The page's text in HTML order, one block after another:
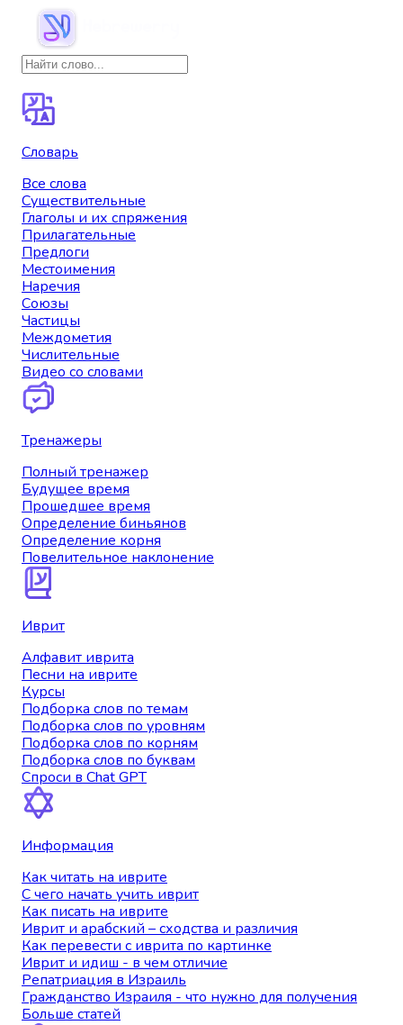
Словарь
Все слова
Существительные
Глаголы и их спряжения
Прилагательные
Предлоги
Местоимения
Наречия
Союзы
Частицы
Междометия
Числительные
Видео со словами
Тренажеры
Полный тренажер
Будущее время
Прошедшее время
Определение биньянов
Определение корня
Повелительное наклонение
Иврит
Алфавит иврита
Песни на иврите
Курсы
Подборка слов по темам
Подборка слов по уровням
Подборка слов по корням
Подборка слов по буквам
Спроси в Chat GPT
Информация
Как читать на иврите
С чего начать учить иврит
Как писать на иврите
Иврит и арабский – сходства и различия
Как перевести с иврита по картинке
Иврит и идиш - в чем отличие
Репатриация в Израиль
Гражданство Израиля - что нужно для получения
Больше статей